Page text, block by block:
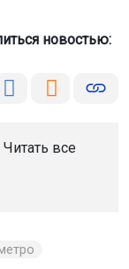
новостью:
Читать все